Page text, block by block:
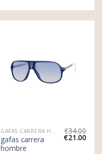
gafas carrera
hombre
€34.00
€21.00